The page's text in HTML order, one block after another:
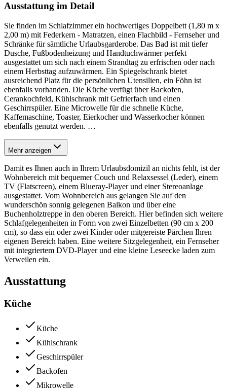
Ausstattung im Detail
Sie finden im Schlafzimmer ein hochwertiges Doppelbett (1,80 m x
2,00 m) mit Federkern - Matratzen, einen Flachbild - Fernseher und
Schränke für sämtliche Urlaubsgarderobe. Das Bad ist mit tiefer
Dusche, Fußbodenheizung und Handtuchwärmer perfekt
ausgestattet um sich nach einem Strandtag zu erfrischen oder nach
einem Herbsttag aufzuwärmen. Ein Spiegelschrank bietet
ausreichend Platz für die persönlichen Utensilien, ein Föhn ist
ebenfalls vorhanden. Die Küche verfügt über Backofen,
Cerankochfeld, Kühlschrank mit Gefrierfach und einen
Geschirrspüler. Eine Microwelle für die schnelle Küche,
Kaffemaschine, Toaster, Eierkocher und Wasserkocher können
ebenfalls genutzt werden. …
Mehr anzeigen
Damit es Ihnen auch in Ihrem Urlaubsdomizil an nichts fehlt, ist der
Wohnbereich mit bequemer Couch und Relaxsessel (Leder), einem
TV (Flatscreen), einem Blueray-Player und einer Stereoanlage
ausgestattet. Vom Wohnbereich aus gelangen Sie auf den
wunderschön sonnig gelegenen Balkon und über eine
Buchenholztreppe in den oberen Bereich. Hier befinden sich weitere
Schlafgelegenheiten in Form von zwei Einzelbetten (90 cm x 200
cm), so dass ein oder zwei Kinder oder mitgereiste Pärchen Ihren
eigenen Bereich haben. Eine weitere Sitzgelegenheit, ein Fernseher
mit integriertem DVD-Player und eine kleine Leseecke laden zum
Verweilen ein.
Ausstattung
Küche
Küche
Kühlschrank
Geschirrspüler
Backofen
Mikrowelle